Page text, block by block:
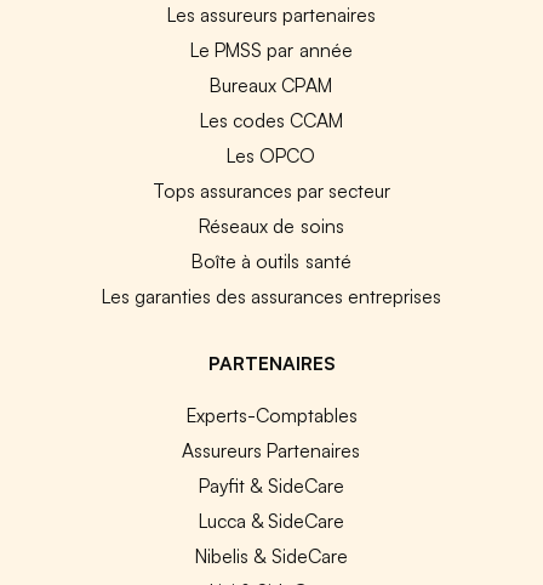
Les assureurs partenaires
Le PMSS par année
Bureaux CPAM
Les codes CCAM
Les OPCO
Tops assurances par secteur
Réseaux de soins
Boîte à outils santé
Les garanties des assurances entreprises
PARTENAIRES
Experts-Comptables
Assureurs Partenaires
Payfit & SideCare
Lucca & SideCare
Nibelis & SideCare